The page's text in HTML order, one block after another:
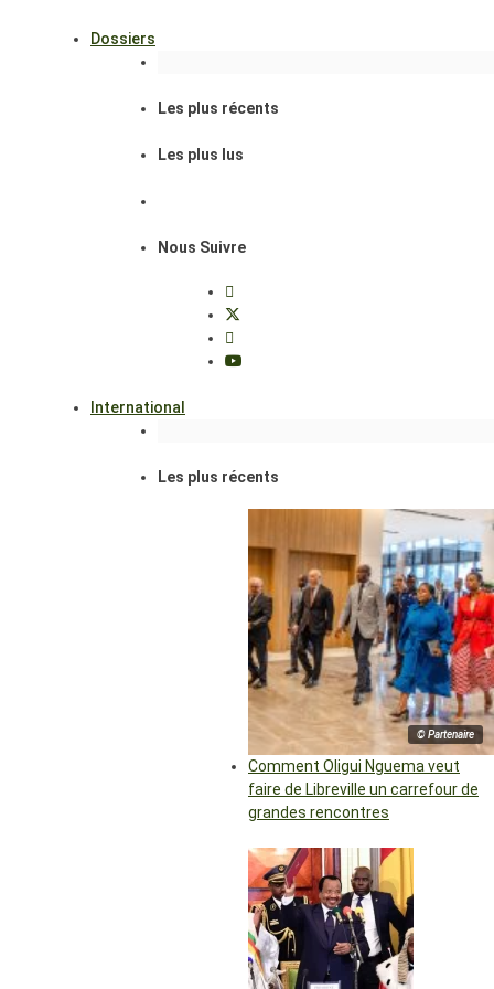
Dossiers
Les plus récents
Les plus lus
Nous Suivre
International
Les plus récents
© Partenaire
Comment Oligui Nguema veut
faire de Libreville un carrefour de
grandes rencontres